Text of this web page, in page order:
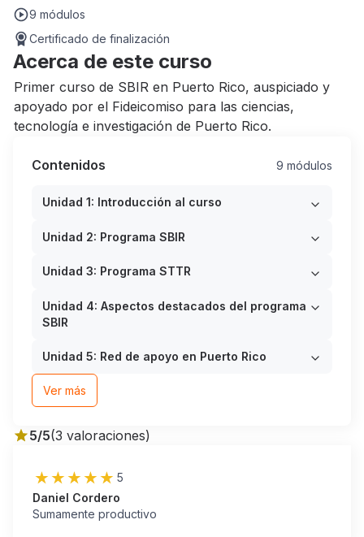
Acerca de este curso
Primer curso de SBIR en Puerto Rico, auspiciado y
apoyado por el Fideicomiso para las ciencias,
tecnología e investigación de Puerto Rico.
Contenidos 9 módulos
Unidad 1: Introducción al curso
Unidad 2: Programa SBIR
Unidad 3: Programa STTR
Unidad 4: Aspectos destacados del programa
SBIR
Unidad 5: Red de apoyo en Puerto Rico
Ver más
5/5(3 valoraciones)
5
Daniel Cordero
Sumamente productivo
9 módulos
Certificado de finalización